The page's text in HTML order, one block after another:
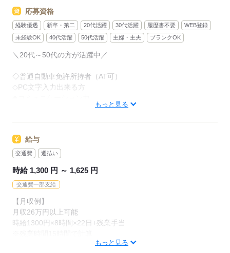
お願いしますが、基本的にはありません。
◆運転手
会長が現場へ行く際の送迎。
基本的には現場までの距離は片道30分程度です♪
毎日ではありません。
平均年齢、35歳前後
◆服装
オフィスカジュアルですが、
パンツスタイル＋スニーカーでのお仕事です。
＼職場見学随時受付中／
応募資格
経験優遇 新卒・第二 20代活躍 30代活躍 履歴書不要
WEB登録
未経験OK
40代活躍 50代活躍 主婦・主夫 ブランクOK
＼20代～50代の方が活躍中／
◇普通自動車免許所持者（AT可）
◇PC文字入力出来る方
◆主婦（夫）歓迎
◆フリーター歓迎
～サポート体制が充実～
定期的に専任の担当者が派遣先に顔を出してますので、
応募する
もっと見る
給与
交通費 週払い
時給 1,300 円 ～ 1,625 円
交通費一部支給
【月収例】
月収26万円以上可能
時給1300円×8時間×22日+残業手当
もっと見る